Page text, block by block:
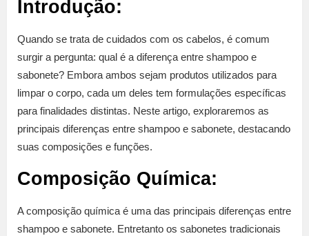
Introdução:
Quando se trata de cuidados com os cabelos, é comum
surgir a pergunta: qual é a diferença entre shampoo e
sabonete? Embora ambos sejam produtos utilizados para
limpar o corpo, cada um deles tem formulações específicas
para finalidades distintas. Neste artigo, exploraremos as
principais diferenças entre shampoo e sabonete, destacando
suas composições e funções.
Composição Química:
A composição química é uma das principais diferenças entre
shampoo e sabonete. Entretanto os sabonetes tradicionais